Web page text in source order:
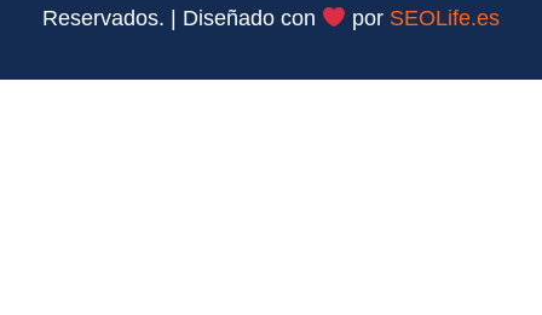
Reservados. | Diseñado con
por SEOLife.es